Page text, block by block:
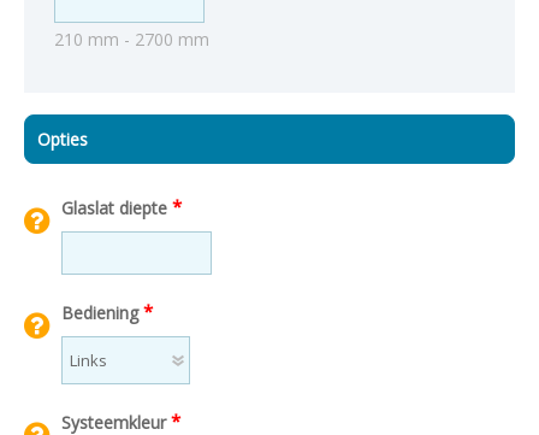
210 mm - 2700 mm
Opties
Glaslat diepte *
Bediening*
Systeemkleur*